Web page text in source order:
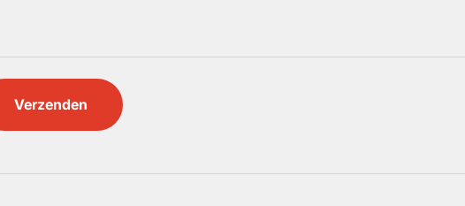
Verzenden